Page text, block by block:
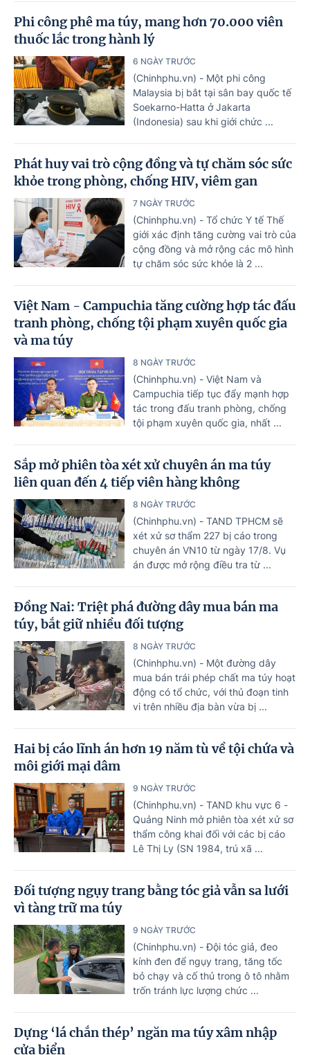
Phi công phê ma túy, mang hơn 70.000 viên
thuốc lắc trong hành lý
6 NGÀY TRƯỚC
(Chinhphu.vn) - Một phi công
Malaysia bị bắt tại sân bay quốc tế
Soekarno-Hatta ở Jakarta
(Indonesia) sau khi giới chức ...
Phát huy vai trò cộng đồng và tự chăm sóc sức
khỏe trong phòng, chống HIV, viêm gan
7 NGÀY TRƯỚC
(Chinhphu.vn) - Tổ chức Y tế Thế
giới xác định tăng cường vai trò của
cộng đồng và mở rộng các mô hình
tự chăm sóc sức khỏe là 2 ...
Việt Nam - Campuchia tăng cường hợp tác đấu
tranh phòng, chống tội phạm xuyên quốc gia
và ma túy
8 NGÀY TRƯỚC
(Chinhphu.vn) - Việt Nam và
Campuchia tiếp tục đẩy mạnh hợp
tác trong đấu tranh phòng, chống
tội phạm xuyên quốc gia, nhất ...
Sắp mở phiên tòa xét xử chuyên án ma túy
liên quan đến 4 tiếp viên hàng không
8 NGÀY TRƯỚC
(Chinhphu.vn) - TAND TPHCM sẽ
xét xử sơ thẩm 227 bị cáo trong
chuyên án VN10 từ ngày 17/8. Vụ
án được mở rộng điều tra từ ...
Đồng Nai: Triệt phá đường dây mua bán ma
túy, bắt giữ nhiều đối tượng
8 NGÀY TRƯỚC
(Chinhphu.vn) - Một đường dây
mua bán trái phép chất ma túy hoạt
động có tổ chức, với thủ đoạn tinh
vi trên nhiều địa bàn vừa bị ...
Hai bị cáo lĩnh án hơn 19 năm tù về tội chứa và
môi giới mại dâm
9 NGÀY TRƯỚC
(Chinhphu.vn) - TAND khu vực 6 -
Quảng Ninh mở phiên tòa xét xử sơ
thẩm công khai đối với các bị cáo
Lê Thị Ly (SN 1984, trú xã ...
Đối tượng ngụy trang bằng tóc giả vẫn sa lưới
vì tàng trữ ma túy
9 NGÀY TRƯỚC
(Chinhphu.vn) - Đội tóc giả, đeo
kính đen để ngụy trang, tăng tốc
bỏ chạy và cố thủ trong ô tô nhằm
trốn tránh lực lượng chức ...
Dựng ‘lá chắn thép’ ngăn ma túy xâm nhập
cửa biển